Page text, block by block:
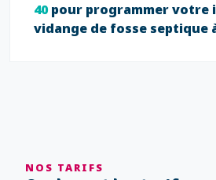
40pour programmer votre
vidange de fosse septique
NOS TARIFS